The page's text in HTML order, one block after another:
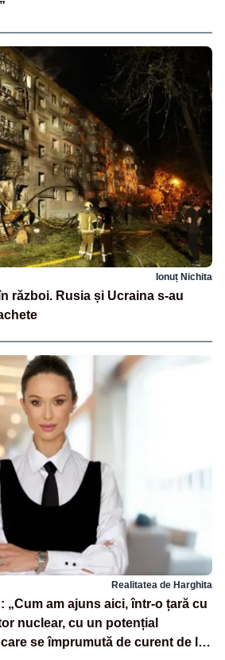
Ionuț Nichita
război. Rusia și Ucraina s-au
Realitatea de Harghita
„Cum am ajuns aici, într-o țară cu
nuclear, cu un potențial
se împrumută de curent de la